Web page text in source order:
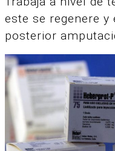
este se regenere
posterior